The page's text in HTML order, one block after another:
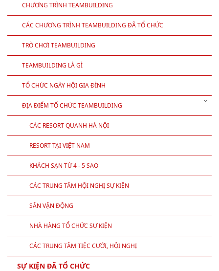
CHƯƠNG TRÌNH TEAMBUILDING
CÁC CHƯƠNG TRÌNH TEAMBUILDING ĐÃ TỔ CHỨC
TRÒ CHƠI TEAMBUILDING
TEAMBUILDING LÀ GÌ
TỔ CHỨC NGÀY HỘI GIA ĐÌNH
ĐỊA ĐIỂM TỔ CHỨC TEAMBUILDING
CÁC RESORT QUANH HÀ NỘI
RESORT TẠI VIỆT NAM
KHÁCH SẠN TỪ 4 - 5 SAO
CÁC TRUNG TÂM HỘI NGHỊ SỰ KIỆN
SÂN VẬN ĐỘNG
NHÀ HÀNG TỔ CHỨC SỰ KIỆN
CÁC TRUNG TÂM TIỆC CƯỚI, HỘI NGHỊ
SỰ KIỆN ĐÃ TỔ CHỨC